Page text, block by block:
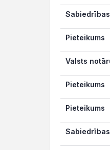
Pieteikums
Valsts
Pieteikums
Pieteikums